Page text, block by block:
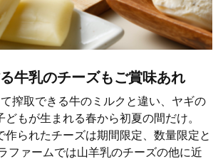
牛乳のチーズもご賞味あれ
搾取できる牛のミルクと違い、ヤギの
もが生まれる春から初夏の間だけ。
作られたチーズは期間限定、数量限定と
ファームでは山羊乳のチーズの他に近